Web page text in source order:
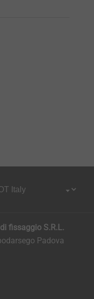
fissaggio S.R.L.
Padova